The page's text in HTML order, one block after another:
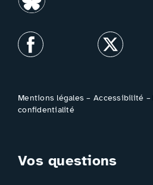
Mentions légales –Accessibilité –
confidentialité
Vos questions